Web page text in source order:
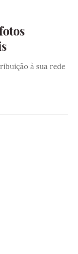
à sua rede